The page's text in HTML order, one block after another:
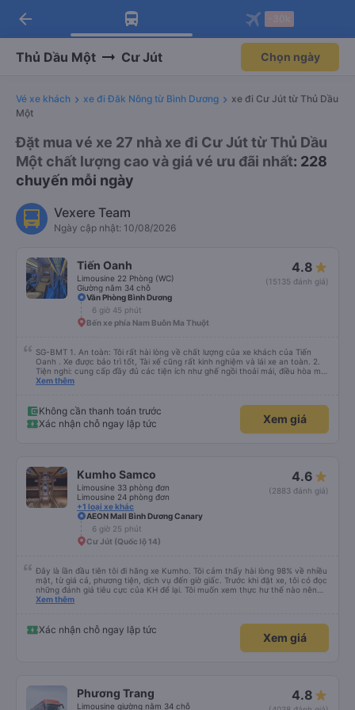
Tải app Vexere ngay!
Nhận ưu đãi thành viên độc
Mở app
Tải app Vexere
-30k/ghế khi đặt vé máy bay qua
Mở app
arrow_back
Thủ Dầu Một Cư Jút Chọn ngày
Vé xe khách xe đi Đăk Nông từ Bình Dương
xe đi Cư Jút từ Thủ Dầu
Một
Đặt mua vé xe 27 nhà xe đi Cư Jút từ Thủ Dầu
Một chất lượng cao và giá vé ưu đãi nhất: 228
chuyến mỗi ngày
Vexere Team
Ngày cập nhật: 10/08/2026
Tiến Oanh
Limousine 22 Phòng (WC)
Giường nằm 34 chỗ
4.8
(15135 đánh giá)
Văn Phòng Bình Dương
6 giờ 45 phút
Bến xe phía Nam Buôn Ma Thuột
SG-BMT 1. An toàn: Tôi rất hài lòng về chất lượng của xe khách của Tiến
Oanh . Xe được bảo trì tốt, Tài xế cũng rất kinh nghiệm và lái xe an toàn. 2.
Tiện nghi: cung cấp đầy đủ các tiện ích như ghế ngồi thoải mái, điều hòa mát
mẻ, wifi tốc độ cao và cổng sạc điện thoại di động. 3. Thời gian và độ chính
lượng và tiện ích được cung cấp. 5. Thái độ phục vụ: Nhân viên và tài xế rất
nhiệt tình, chu đáo và tôn trọng khách hàng. Tôi cảm thấy rất thoải mái và
hài lòng với các dịch vụ mà họ cung cấp. Dịch vụ của họ đáp ứng đầy đủ
Xem thêm
Không cần thanh toán trước
Xác nhận chỗ ngay lập tức
Xem giá
Kumho Samco
Limousine 33 phòng đơn
Limousine 24 phòng đơn
+1 loại xe khác
4.6
(2883 đánh giá)
AEON Mall Bình Dương Canary
6 giờ 25 phút
Cư Jút (Quốc lộ 14)
Đây là lần đầu tiên tôi đi hãng xe Kumho. Tôi cảm thấy hài lòng 98% về nhiều
mặt, từ giá cả, phương tiện, dịch vụ đến giờ giấc. Trước khi đặt xe, tôi có đọc
những đánh giá tiêu cực của KH để lại. Tôi muốn xem thực hư thế nào nên
thử 1 lần cho biết. Có thể do tôi may mắn, tôi đã 0 gặp phải những điều tệ
quảng đường đầu. Tôi sẽ tiếp tục ủng hộ nhà xe. Hy vọng lần sau sẽ tốt hơn.
Chân thành cám ơn nhà xe.
Xem thêm
Xác nhận chỗ ngay lập tức
Xem giá
Phương Trang
Limousine giường nằm 34 chỗ
4.8